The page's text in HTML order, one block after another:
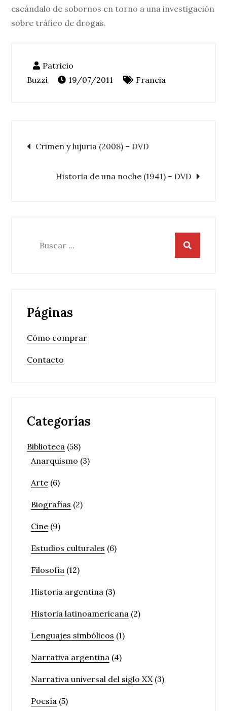
escándalo de sobornos en torno a una investigación
sobre tráfico de drogas.
19/07/2011 Francia
Navegación
Crimen y lujuria (2008) – DVD
Historia de una noche (1941) – DVD
Páginas
Cómo comprar
Contacto
Categorías
Biblioteca (58)
Anarquismo (3)
Arte (6)
Biografías (2)
Cine (9)
Estudios culturales (6)
Filosofía (12)
Historia argentina (3)
Historia latinoamericana (2)
Lenguajes simbólicos (1)
Narrativa argentina (4)
Narrativa universal del siglo XX(3)
Poesía (5)